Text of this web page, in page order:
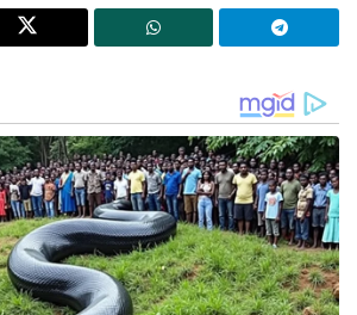
ഫഡ്നാവിസ് ; തീവ്രനിലപാടുള്ള 114
നിരോധിച്ച് മഹാരാഷ്ട്ര സർക്കാർ
താന്‍ ശാരീരികമായി
സാധ്യതയുണ്ടെന്നും റാണ യുഎസ്
വാദിച്ചിരുന്നു. മുംബൈ
പിന്നിലെ ഗൂഢാലോചനയിൽ
വാദം അംഗീകരിച്ച് 2023 മേയ്
യുഎസ്